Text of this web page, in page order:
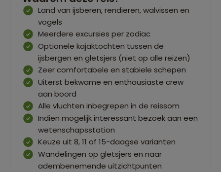
Land van ijsberen, rendieren, walvissen en
vogels
Meerdere excursies per zodiac
Optionele kajaktochten tussen de
ijsbergen en gletsjers (niet op alle reizen)
Zeer comfortabele en stabiele schepen
Uiterst bekwame en enthousiaste crew
aan boord
Alle vluchten inbegrepen in de reissom
Indien mogelijk interessant bezoek aan een
wetenschapsstation
Keuze uit 8, 11 of 15-daagse varianten
Wandelingen op gletsjers en naar
adembenemende uitzichtpunten